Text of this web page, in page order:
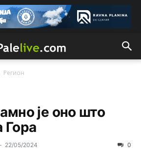
Рeгион
је оно што
Гора
- 22/05/2024 0